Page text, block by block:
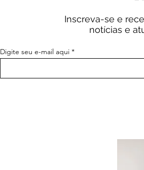
Inscreva-se e
notícias e
Digite seu e-mail aqui